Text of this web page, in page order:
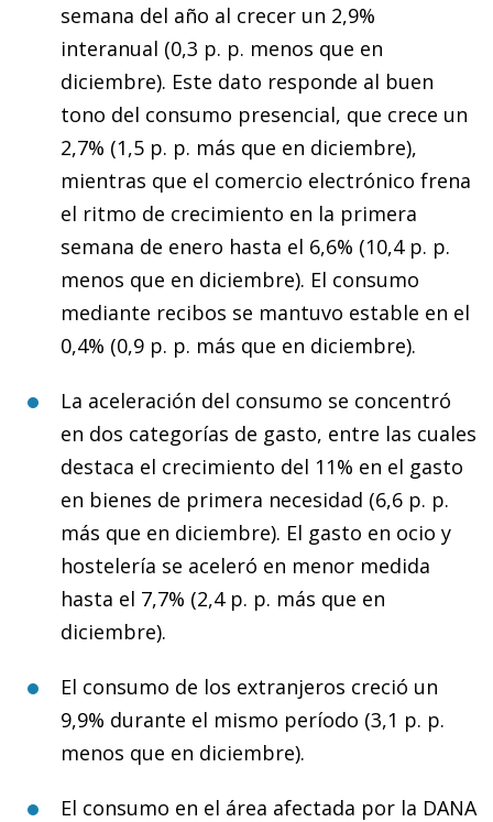
semana del año al crecer un 2,9%
interanual (0,3 p. p. menos que en
diciembre). Este dato responde al buen
tono del consumo presencial, que crece un
2,7% (1,5 p. p. más que en diciembre),
mientras que el comercio electrónico frena
el ritmo de crecimiento en la primera
semana de enero hasta el 6,6% (10,4 p. p.
menos que en diciembre). El consumo
mediante recibos se mantuvo estable en el
0,4% (0,9 p. p. más que en diciembre).
La aceleración del consumo se concentró
en dos categorías de gasto, entre las cuales
destaca el crecimiento del 11% en el gasto
en bienes de primera necesidad (6,6 p. p.
más que en diciembre). El gasto en ocio y
hostelería se aceleró en menor medida
hasta el 7,7% (2,4 p. p. más que en
diciembre).
El consumo de los extranjeros creció un
9,9% durante el mismo período (3,1 p. p.
menos que en diciembre).
El consumo en el área afectada por la DANA